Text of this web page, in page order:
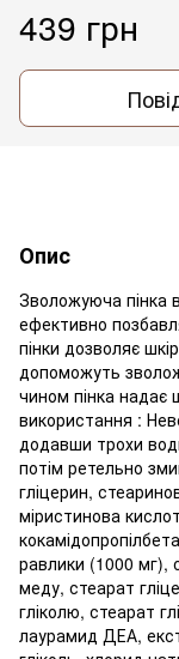
439 грн
Опис
Зволожуюча пінка
ефективно
пінки дозволяє
допоможуть
чином пінка надає
використання :
додавши трохи
потім ретельно
гліцерин,
міристинова
равлики (1000 мг),
меду, стеарат
гліколю, стеарат
лаурамид ДЕА,